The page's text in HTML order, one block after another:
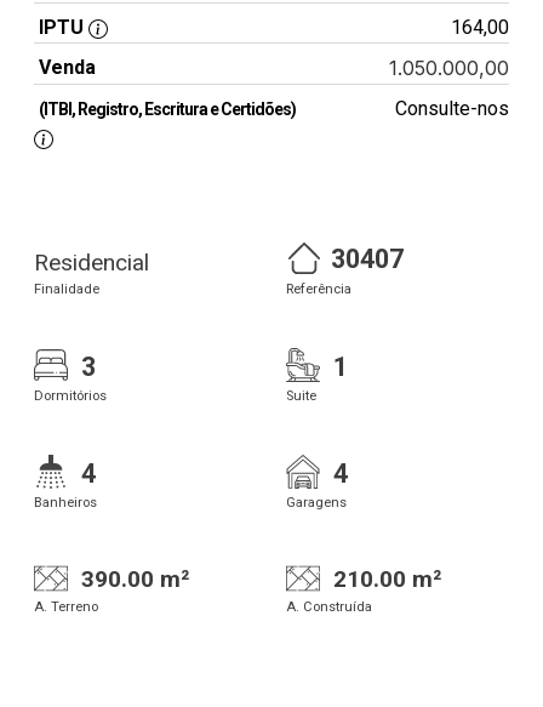
IPTU
164,00
Venda
1.050.000,00
(ITBI, Registro, Escritura e Certidões) Consulte-nos
Residencial
Finalidade
30407
Referência
3
Dormitórios
1
Suite
4
Banheiros
4
Garagens
390.00 m²
A. Terreno
210.00 m²
A. Construída